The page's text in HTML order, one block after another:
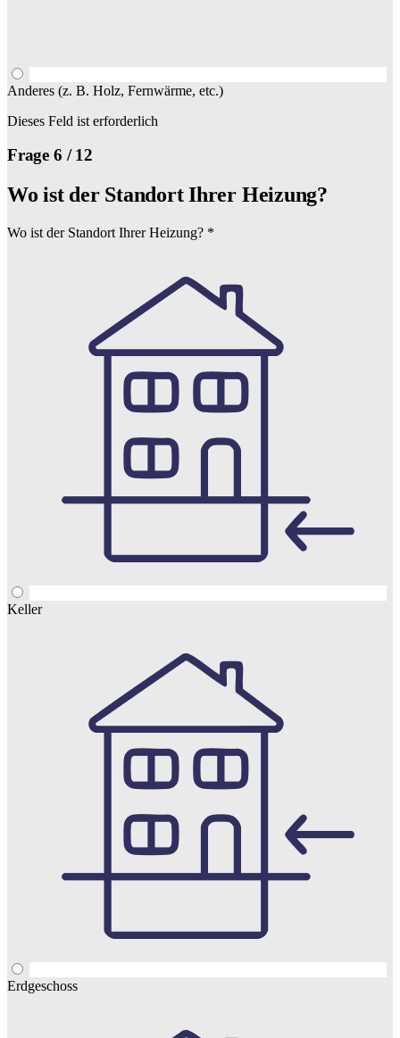
Anderes (z. B. Holz, Fernwärme, etc.)
Dieses Feld ist erforderlich
Frage 6 / 12
Wo ist der Standort Ihrer Heizung?
Wo ist der Standort Ihrer Heizung? *
Keller
Erdgeschoss